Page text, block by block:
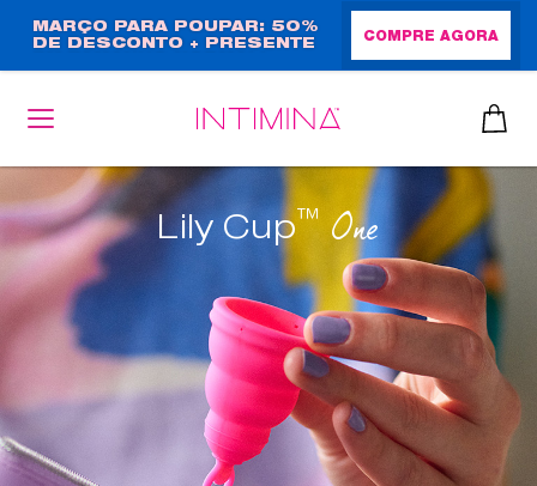
para
o
conteúdo
principal
MARÇO PARA POUPAR: 50%
DE DESCONTO + PRESENTE
COMPRE AGORA
Lily Cup™One